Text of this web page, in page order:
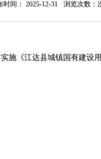
时间： 2025-12-31 浏览次数：
施《江达县城镇国有建设